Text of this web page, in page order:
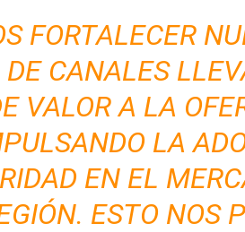
FORTALECER
CANALES
VALOR A LA
LA
EN EL
ESTO NOS